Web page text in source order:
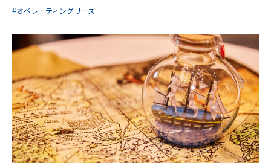
#オペレーティングリース